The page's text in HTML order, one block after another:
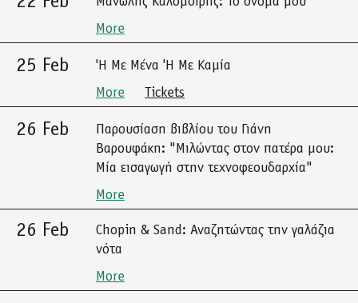
More
25 Feb
'Η Με Μένα 'Η Με Καμία
More
Tickets
26 Feb
Παρουσίαση βιβλίου του Γιάνη
Βαρουφάκη: "Μιλώντας στον πατέρα μου:
Μία εισαγωγή στην τεχνοφεουδαρχία"
More
26 Feb
Chopin & Sand: Αναζητώντας την γαλάζια
νότα
More